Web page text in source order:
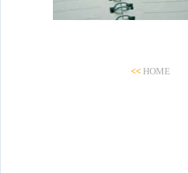
<< HOME